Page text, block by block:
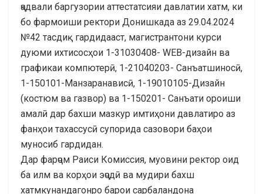
ҷадвали баргузории аттестатсияи давлатии хатм, ки
бо фармоиши ректори Донишкада аз 29.04.2024
№42 тасдиқ гардидааст, магистрантони курси
дуюми ихтисосҳои 1-31030408- WEB-дизайн ва
графикаи компютерӣ, 1-21040203- Санъатшиносӣ,
1-150101-Манзаранависӣ, 1-19010105-Дизайн
(костюм ва газвор) ва 1-150201- Санъати ороиши
амалӣ дар бахши мазкур имтиҳони давлатиро аз
фанҳои тахассусӣ супорида сазовори баҳои
муносиб гардидан.
Дар фарҷом Раиси Комиссия, муовини ректор оид
ба илм ва корҳои эҷодӣ ва мудири бахш
хатмкунандагонро барои сарбаландона